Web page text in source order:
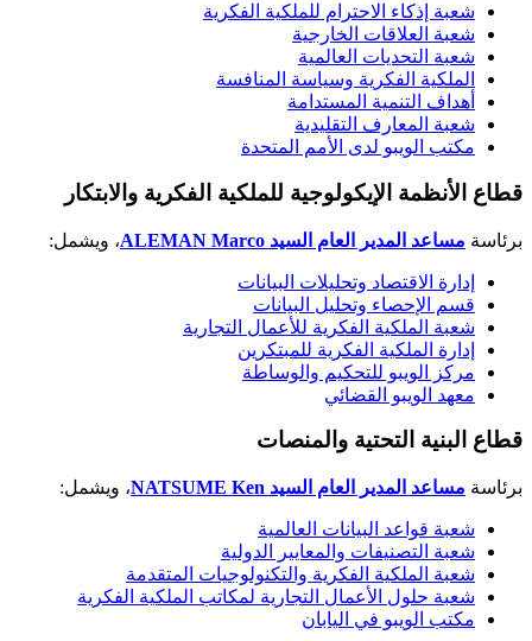
شعبة إذكاء الاحترام للملكية الفكرية
شعبة العلاقات الخارجية
شعبة التحديات العالمية
الملكية الفكرية وسياسة المنافسة
أهداف التنمية المستدامة
شعبة المعارف التقليدية
مكتب الويبو لدى الأمم المتحدة
قطاع الأنظمة الإيكولوجية للملكية الفكرية والابتكار
برئاسة مساعد المدير العام السيد ALEMAN Marco، ويشمل:
إدارة الاقتصاد وتحليلات البيانات
قسم الإحصاء وتحليل البيانات
شعبة الملكية الفكرية للأعمال التجارية
إدارة الملكية الفكرية للمبتكرين
مركز الويبو للتحكيم والوساطة
معهد الويبو القضائي
قطاع البنية التحتية والمنصات
برئاسة مساعد المدير العام السيد NATSUME Ken، ويشمل:
شعبة قواعد البيانات العالمية
شعبة التصنيفات والمعايير الدولية
شعبة الملكية الفكرية والتكنولوجيات المتقدمة
شعبة حلول الأعمال التجارية لمكاتب الملكية الفكرية
مكتب الويبو في اليابان